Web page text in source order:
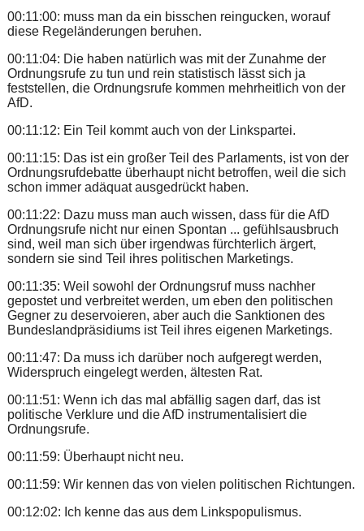
00:11:00: muss man da ein bisschen reingucken, worauf
diese Regeländerungen beruhen.
00:11:04: Die haben natürlich was mit der Zunahme der
Ordnungsrufe zu tun und rein statistisch lässt sich ja
feststellen, die Ordnungsrufe kommen mehrheitlich von der
AfD.
00:11:12: Ein Teil kommt auch von der Linkspartei.
00:11:15: Das ist ein großer Teil des Parlaments, ist von der
Ordnungsrufdebatte überhaupt nicht betroffen, weil die sich
schon immer adäquat ausgedrückt haben.
00:11:22: Dazu muss man auch wissen, dass für die AfD
Ordnungsrufe nicht nur einen Spontan ... gefühlsausbruch
sind, weil man sich über irgendwas fürchterlich ärgert,
sondern sie sind Teil ihres politischen Marketings.
00:11:35: Weil sowohl der Ordnungsruf muss nachher
gepostet und verbreitet werden, um eben den politischen
Gegner zu deservoieren, aber auch die Sanktionen des
Bundeslandpräsidiums ist Teil ihres eigenen Marketings.
00:11:47: Da muss ich darüber noch aufgeregt werden,
Widerspruch eingelegt werden, ältesten Rat.
00:11:51: Wenn ich das mal abfällig sagen darf, das ist
politische Verklure und die AfD instrumentalisiert die
Ordnungsrufe.
00:11:59: Überhaupt nicht neu.
00:11:59: Wir kennen das von vielen politischen Richtungen.
00:12:02: Ich kenne das aus dem Linkspopulismus.